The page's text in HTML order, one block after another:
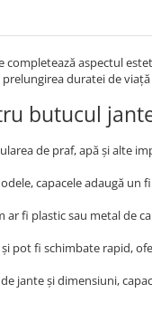
aspectul
duratei de
butucul
de praf, apă și alte
capacele adaugă
fi plastic sau metal de
pot fi schimbate rapid,
jante și dimensiuni,